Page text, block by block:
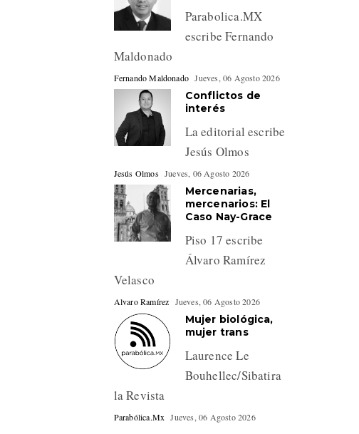
Parabolica.MX
escribe Fernando
Maldonado
Fernando Maldonado Jueves, 06 Agosto 2026
Conflictos de
interés
La editorial escribe
Jesús Olmos
Jesús Olmos Jueves, 06 Agosto 2026
Mercenarias,
mercenarios: El
Caso Nay-Grace
Piso 17 escribe
Álvaro Ramírez
Velasco
Alvaro Ramírez Jueves, 06 Agosto 2026
Mujer biológica,
mujer trans
Laurence Le
Bouhellec/Sibatira
la Revista
Parabólica.Mx Jueves, 06 Agosto 2026